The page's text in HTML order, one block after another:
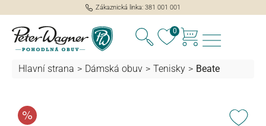
obsah
Zákaznická linka: 381 001 001
0
Hlavní strana > Dámská obuv > Tenisky > Beate
Přeskočit galerii obrázků